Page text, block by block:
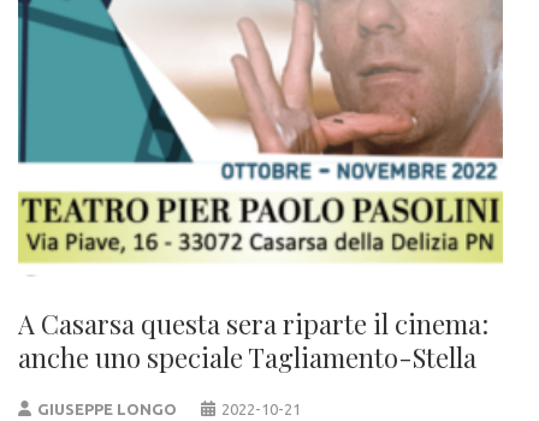
A Casarsa questa sera riparte il cinema:
anche uno speciale Tagliamento-Stella
GIUSEPPE LONGO 2022-10-21